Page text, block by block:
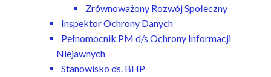
Zrównoważony Rozwój Społeczny
Inspektor Ochrony Danych
Pełnomocnik PM d/s Ochrony Informacji
Niejawnych
Stanowisko ds. BHP